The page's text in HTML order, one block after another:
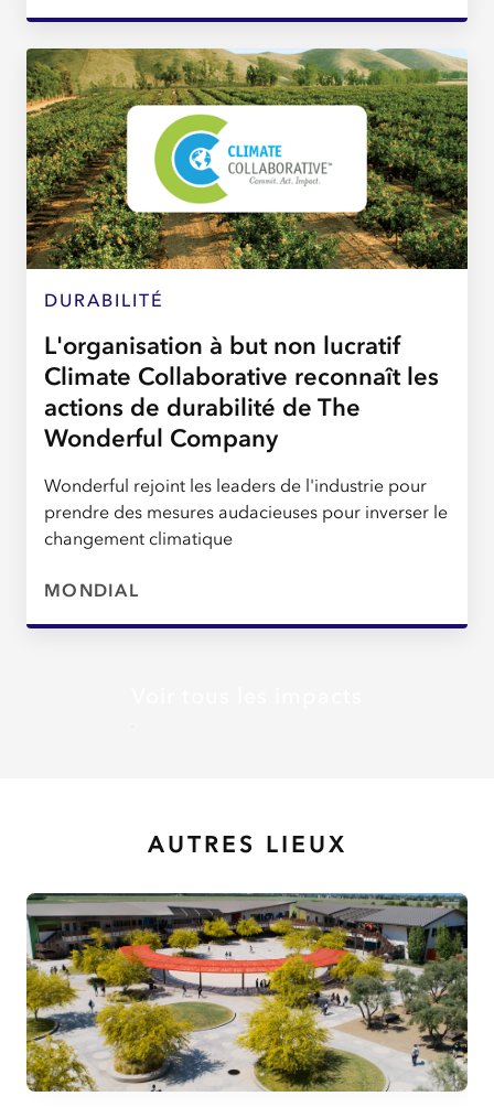
DURABILITÉ
L'organisation à but non lucratif
Climate Collaborative reconnaît les
actions de durabilité de The
Wonderful Company
Wonderful rejoint les leaders de l'industrie pour
prendre des mesures audacieuses pour inverser le
changement climatique
MONDIAL
AUTRES LIEUX